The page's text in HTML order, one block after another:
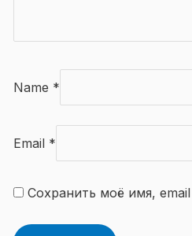
Name *
Email *
Сохранить моё имя,